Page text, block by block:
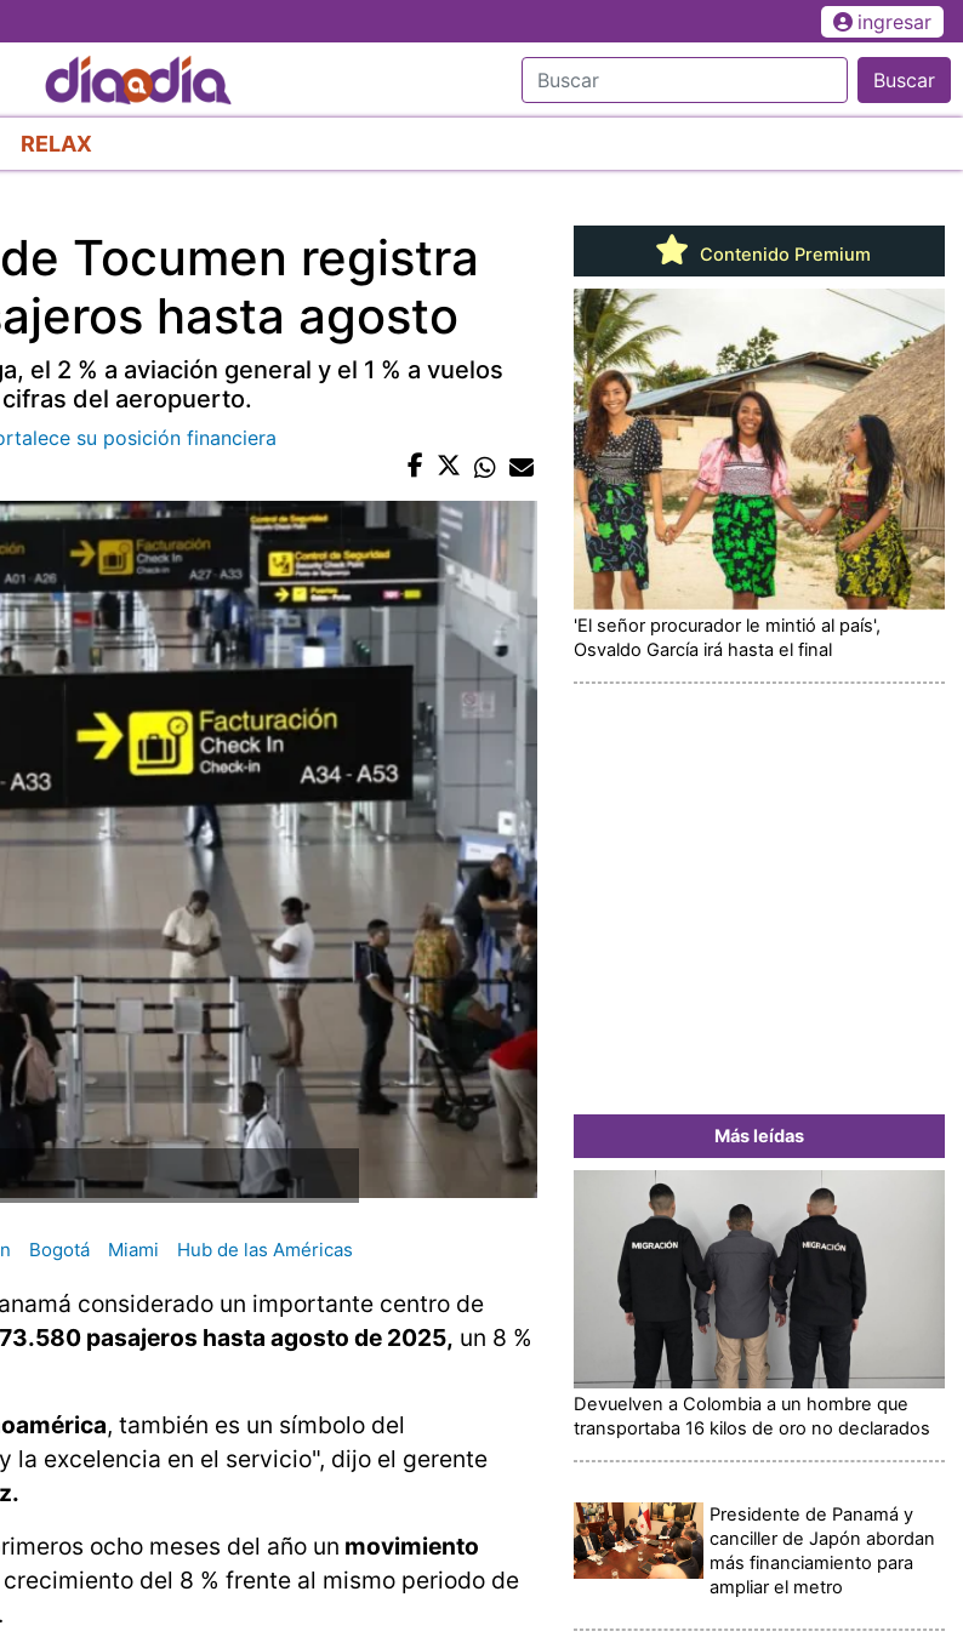
al
contenido
principal
ingresar
Buscar
RELAX
Tocumen registra
hasta agosto
el 2 % a aviación general y el 1 % a vuelos
del aeropuerto.
su posición financiera
Bogotá Miami Hub de las Américas
considerado un importante centro de
pasajeros hasta agosto de 2025, un 8 %
, también es un símbolo del
la excelencia en el servicio", dijo el gerente
ocho meses del año un movimiento
del 8 % frente al mismo periodo de
Contenido Premium
'El señor procurador le mintió al país',
Osvaldo García irá hasta el final
Más leídas
Devuelven a Colombia a un hombre que
transportaba 16 kilos de oro no declarados
Presidente de Panamá y
canciller de Japón abordan
más financiamiento para
ampliar el metro